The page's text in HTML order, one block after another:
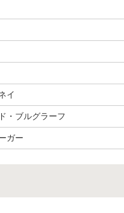
イ
・ブルグラーフ
ガー